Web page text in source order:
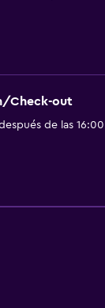
Check-out
de las